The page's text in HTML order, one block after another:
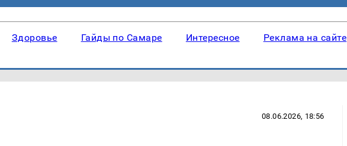
Здоровье Гайды по Самаре Интересное Реклама на сайте
08.06.2026, 18:56